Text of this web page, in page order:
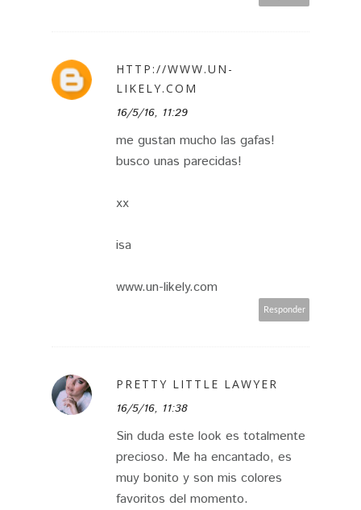
HTTP://WWW.UN-
LIKELY.COM
16/5/16, 11:29
me gustan mucho las gafas!
busco unas parecidas!
xx
isa
www.un-likely.com
Responder
PRETTY LITTLE LAWYER
16/5/16, 11:38
Sin duda este look es totalmente
precioso. Me ha encantado, es
muy bonito y son mis colores
favoritos del momento.